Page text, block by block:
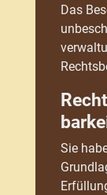
Das
Sie